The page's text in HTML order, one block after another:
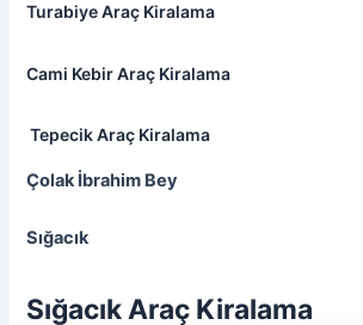
Turabiye Araç Kiralama
Cami Kebir Araç Kiralama
Tepecik Araç Kiralama
Çolak İbrahim Bey
Sığacık
Sığacık Araç Kiralama